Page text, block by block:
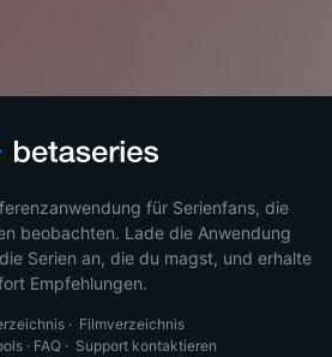
für Serienfans, die
beobachten. Lade die Anwendung
Serien an, die du magst, und erhalte
Empfehlungen.
· Filmverzeichnis
· FAQ · Support kontaktieren